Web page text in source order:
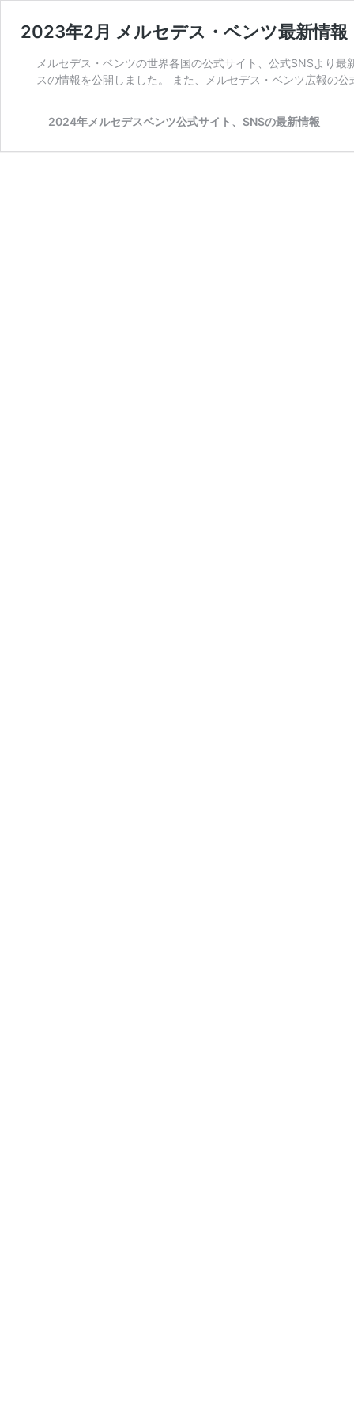
2023年2月 メルセデス・ベンツ最新情報
メルセデス・ベンツの世界各国の公式サイト、公式SNSより
スの情報を公開しました。 また、メルセデス・ベンツ広報の
2024年メルセデスベンツ公式サイト、SNSの最新情報